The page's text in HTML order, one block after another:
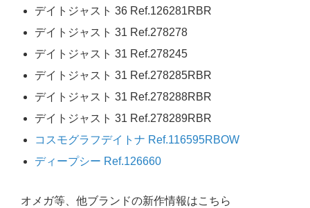
デイトジャスト 36 Ref.126281RBR
デイトジャスト 31 Ref.278278
デイトジャスト 31 Ref.278245
デイトジャスト 31 Ref.278285RBR
デイトジャスト 31 Ref.278288RBR
デイトジャスト 31 Ref.278289RBR
コスモグラフデイトナ Ref.116595RBOW
ディープシー Ref.126660
オメガ等、他ブランドの新作情報はこちら